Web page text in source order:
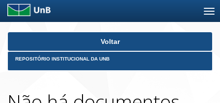
Skip
Voltar
REPOSITÓRIO INSTITUCIONAL DA UNB